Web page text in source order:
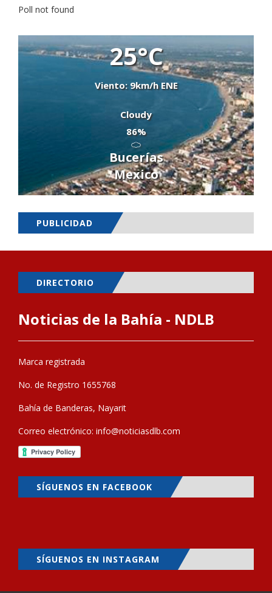
Poll not found
25°C
Viento: 9km/h ENE
Cloudy
86%
Bucerías
Mexico
PUBLICIDAD
DIRECTORIO
Noticias de la Bahía - NDLB
Marca registrada
No. de Registro 1655768
Bahía de Banderas, Nayarit
Correo electrónico: info@noticiasdlb.com
SÍGUENOS EN FACEBOOK
SÍGUENOS EN INSTAGRAM